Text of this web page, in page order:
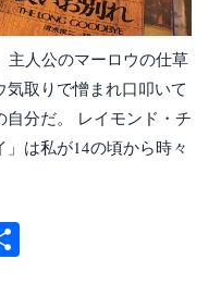
主人公のマーロウの仕草
取りで憎まれ口叩いて
分だ。 レイモンド・チ
は私が14の頃から時々